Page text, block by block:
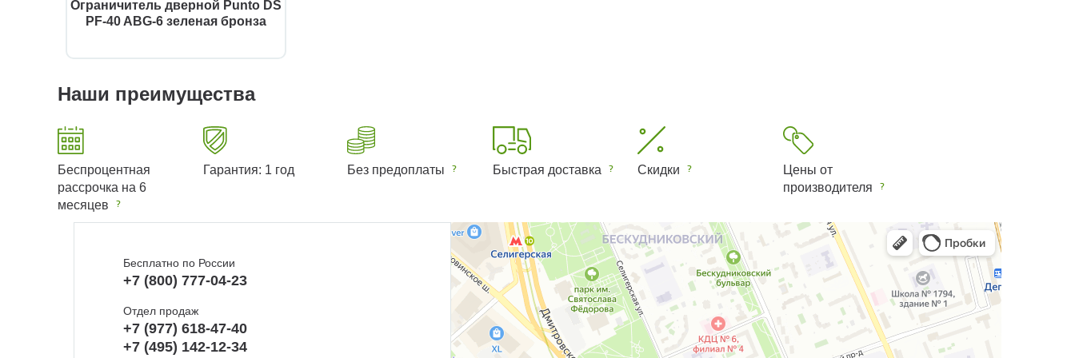
Ограничитель дверной Punto DS
PF-40 ABG-6 зеленая бронза
Наши преимущества
Беспроцентная
рассрочка на 6
месяцев
Гарантия: 1 год Без предоплаты Быстрая доставка Скидки
Цены от
производителя
Бесплатно по России
+7 (800) 777-04-23
Отдел продаж
+7 (977) 618-47-40
+7 (495) 142-12-34